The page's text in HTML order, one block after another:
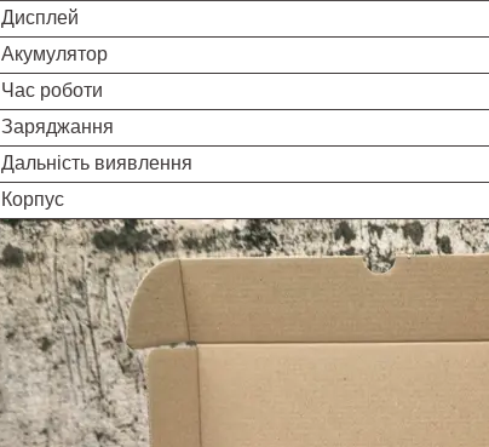
Дисплей
Акумулятор
Час роботи
Заряджання
Дальність виявлення
Корпус